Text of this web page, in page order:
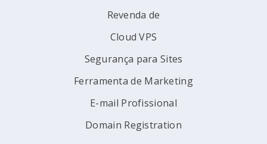
Revenda de
Cloud VPS
Segurança para Sites
Ferramenta de Marketing
E-mail Profissional
Domain Registration